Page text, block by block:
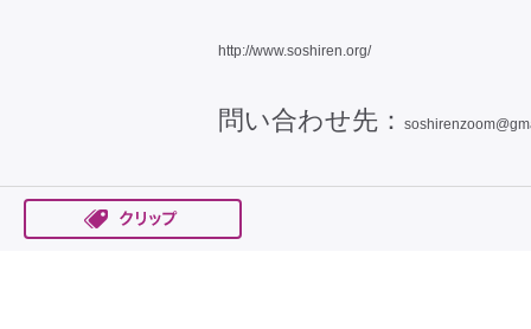
http://www.soshiren.org/
問い合わせ先：